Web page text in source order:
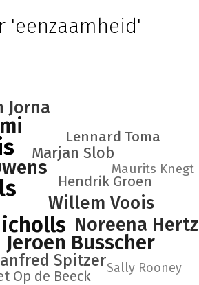
'eenzaamheid'
Jeroen Busscher
Noreena Hertz
Willem Voois
Jorna
Spitzer
Marjan Slob
Lennard Toma
Hendrik Groen
Op de Beeck
Maurits Knegt
Sally Rooney